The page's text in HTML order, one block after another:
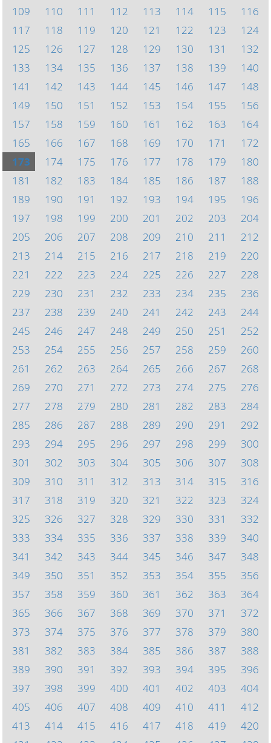
109
110 111 112 113 114 115
116
117
118 119 120 121 122 123
124
125
126 127 128 129 130 131
132
133
134 135 136 137 138 139
140
141
142 143 144 145 146 147
148
149
150 151 152 153 154 155
156
157
158 159 160 161 162 163
164
165
166 167 168 169 170 171
172
173
174 175 176 177 178 179
180
181
182 183 184 185 186 187
188
189
190 191 192 193 194 195
196
197
198 199 200 201 202 203
204
205
206 207 208 209 210 211
212
213
214 215 216 217 218 219
220
221
222 223 224 225 226 227
228
229
230 231 232 233 234 235
236
237
238 239 240 241 242 243
244
245
246 247 248 249 250 251
252
253
254 255 256 257 258 259
260
261
262 263 264 265 266 267
268
269
270 271 272 273 274 275
276
277
278 279 280 281 282 283
284
285
286 287 288 289 290 291
292
293
294 295 296 297 298 299
300
301
302 303 304 305 306 307
308
309
310 311 312 313 314 315
316
317
318 319 320 321 322 323
324
325
326 327 328 329 330 331
332
333
334 335 336 337 338 339
340
341
342 343 344 345 346 347
348
349
350 351 352 353 354 355
356
357
358 359 360 361 362 363
364
365
366 367 368 369 370 371
372
373
374 375 376 377 378 379
380
381
382 383 384 385 386 387
388
389
390 391 392 393 394 395
396
397
398 399 400 401 402 403
404
405
406 407 408 409 410 411
412
413
414 415 416 417 418 419
420